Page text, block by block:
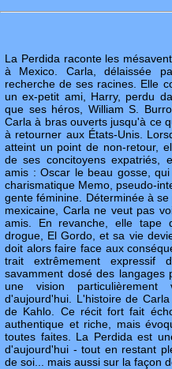
La Perdida raconte les
à Mexico. Carla, délaissée
recherche de ses racines. Elle
un ex-petit ami, Harry, perdu
que ses héros, William S.
Carla à bras ouverts jusqu'à ce
à retourner aux États-Unis.
atteint un point de non-retour,
de ses concitoyens expatriés,
amis : Oscar le beau gosse,
charismatique Memo, pseudo-
gente féminine. Déterminée à
mexicaine, Carla ne veut pas
amis. En revanche, elle
drogue, El Gordo, et sa vie
doit alors faire face aux
trait extrêmement
savamment dosé des langages
une vision
d'aujourd'hui. L'histoire de
de Kahlo. Ce récit fort fait
authentique et riche, mais
toutes faites. La Perdida est
d'aujourd'hui - tout en restant
de soi... mais aussi sur la façon